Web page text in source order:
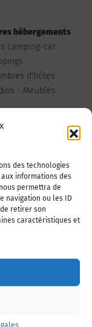
des technologies
informations des
permettra de
navigation ou les ID
retirer son
caractéristiques et
hébergements
camping-car
d'hôtes
- Meublés
votre annonce
contacter